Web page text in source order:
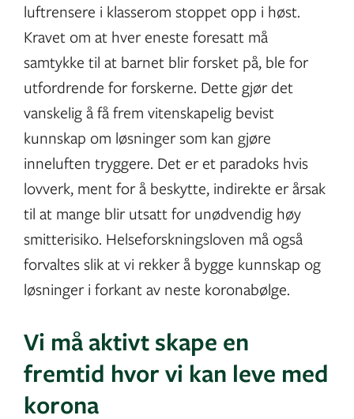
luftrensere i klasserom stoppet opp i høst.
Kravet om at hver eneste foresatt må
samtykke til at barnet blir forsket på, ble for
utfordrende for forskerne. Dette gjør det
vanskelig å få frem vitenskapelig bevist
kunnskap om løsninger som kan gjøre
inneluften tryggere. Det er et paradoks hvis
lovverk, ment for å beskytte, indirekte er årsak
til at mange blir utsatt for unødvendig høy
smitterisiko. Helseforskningsloven må også
forvaltes slik at vi rekker å bygge kunnskap og
løsninger i forkant av neste koronabølge.
Vi må aktivt skape en
fremtid hvor vi kan leve med
korona